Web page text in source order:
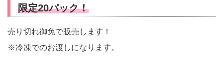
限定20パック！
売り切れ御免で販売します！
※冷凍でのお渡しになります。